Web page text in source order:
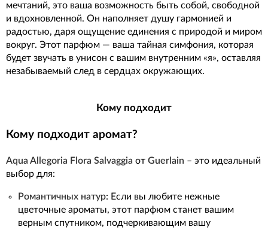
мечтаний, это ваша возможность быть собой, свободной
и вдохновленной. Он наполняет душу гармонией и
радостью, даря ощущение единения с природой и миром
вокруг. Этот парфюм — ваша тайная симфония, которая
будет звучать в унисон с вашим внутренним «я», оставляя
незабываемый след в сердцах окружающих.
Кому подходит
Кому подходит аромат?
Aqua Allegoria Flora Salvaggia от Guerlain – это идеальный
выбор для:
Романтичных натур: Если вы любите нежные
цветочные ароматы, этот парфюм станет вашим
верным спутником, подчеркивающим вашу